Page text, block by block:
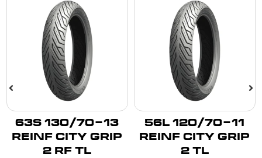
120/70-11 56L
REINF CITY GRIP
2 TL
130/70-13 63S
REINF CITY GRIP
2 RF TL